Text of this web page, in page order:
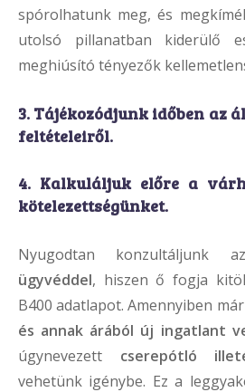
spórolhatunk meg, és
utolsó pillanatban kiderülő
meghiúsító tényezők
3. Tájékozódjunk időben az
feltételeiről.
4. Kalkuláljuk előre a
kötelezettségünket.
Nyugodtan konzultáljunk
ügyvéddel, hiszen ő fogja
B400 adatlapot. Amennyiben már
és annak árából új ingatlant
úgynevezett cserepótló
vehetünk igénybe. Ez a